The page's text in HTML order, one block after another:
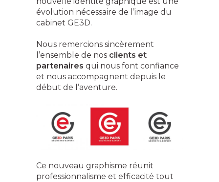
évolution nécessaire de l’image du
cabinet GE3D.
Nous remercions sincèrement
l’ensemble de nos clients et
partenaires qui nous font confiance
et nous accompagnent depuis le
début de l’aventure.
Ce nouveau graphisme réunit
professionnalisme et efficacité tout